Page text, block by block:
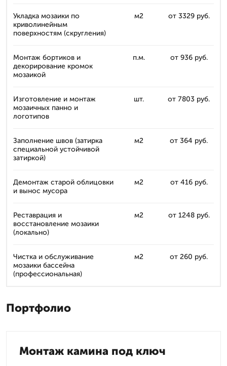
Укладка мозаики по
криволинейным
поверхностям (скругления)
м2 от 3329 руб.
Монтаж бортиков и
декорирование кромок
мозаикой
п.м. от 936 руб.
Изготовление и монтаж
мозаичных панно и
логотипов
шт. от 7803 руб.
Заполнение швов (затирка
специальной устойчивой
затиркой)
м2 от 364 руб.
Демонтаж старой облицовки
и вынос мусора
м2 от 416 руб.
Реставрация и
восстановление мозаики
(локально)
м2 от 1248 руб.
Чистка и обслуживание
мозаики бассейна
(профессиональная)
м2 от 260 руб.
Портфолио
Монтаж камина под ключ